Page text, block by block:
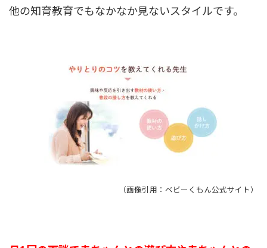
他の知育教育でもなかなか見ないスタイルです。
（画像引用：ベビーくもん公式サイト）